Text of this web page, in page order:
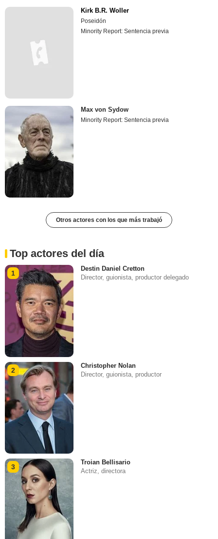
Kirk B.R. Woller
Poseidón
Minority Report: Sentencia previa
Max von Sydow
Minority Report: Sentencia previa
Otros actores con los que más trabajó
Top actores del día
1
Destin Daniel Cretton
Director, guionista, productor delegado
2
Christopher Nolan
Director, guionista, productor
3
Troian Bellisario
Actriz, directora